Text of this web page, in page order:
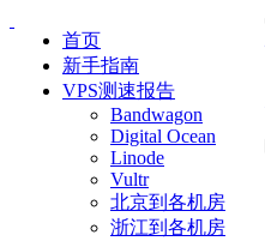
首页
新手指南
VPS测速报告
Bandwagon
Digital Ocean
Linode
Vultr
北京到各机房
浙江到各机房